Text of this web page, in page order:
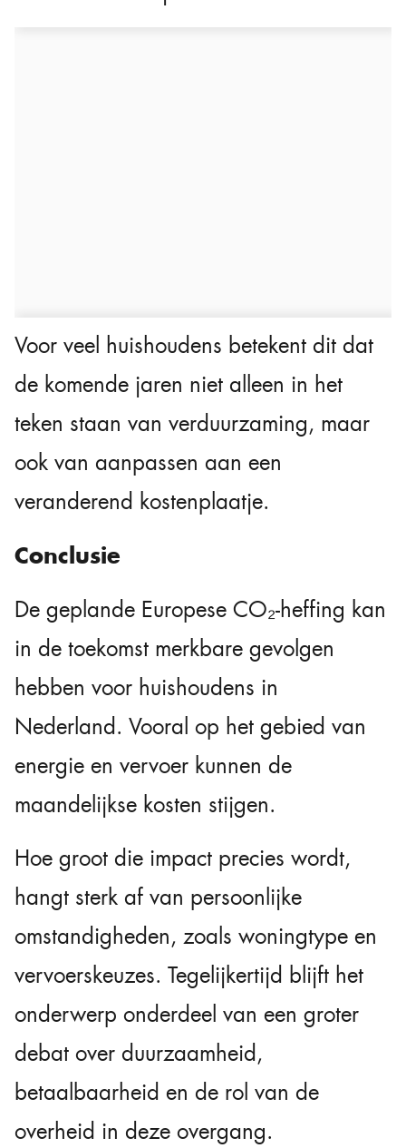
Voor veel huishoudens betekent dit dat
de komende jaren niet alleen in het
teken staan van verduurzaming, maar
ook van aanpassen aan een
veranderend kostenplaatje.
Conclusie
De geplande Europese CO₂-heffing kan
in de toekomst merkbare gevolgen
hebben voor huishoudens in
Nederland. Vooral op het gebied van
energie en vervoer kunnen de
maandelijkse kosten stijgen.
Hoe groot die impact precies wordt,
hangt sterk af van persoonlijke
omstandigheden, zoals woningtype en
vervoerskeuzes. Tegelijkertijd blijft het
onderwerp onderdeel van een groter
debat over duurzaamheid,
betaalbaarheid en de rol van de
overheid in deze overgang.